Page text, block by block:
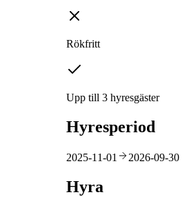
Rökfritt
Upp till 3 hyresgäster
Hyresperiod
2025-11-01 2026-09-30
Hyra